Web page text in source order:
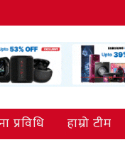
प्रविधि हाम्रो टीम